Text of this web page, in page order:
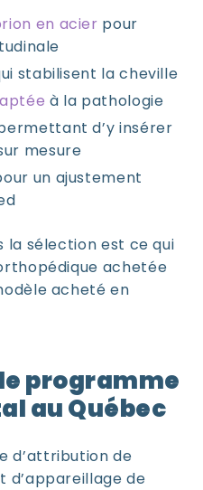
en acier pour
stabilisent la cheville
à la pathologie
d’y insérer
mesure
un ajustement
la sélection est ce qui
achetée
acheté en
programme
au Québec
d’attribution de
d’appareillage de